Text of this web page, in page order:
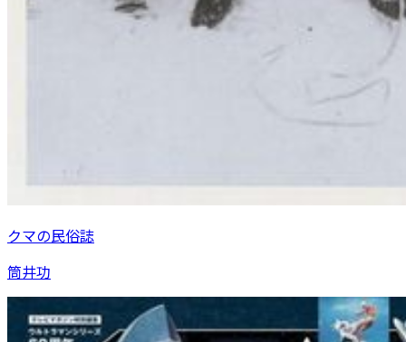
クマの民俗誌
筒井功